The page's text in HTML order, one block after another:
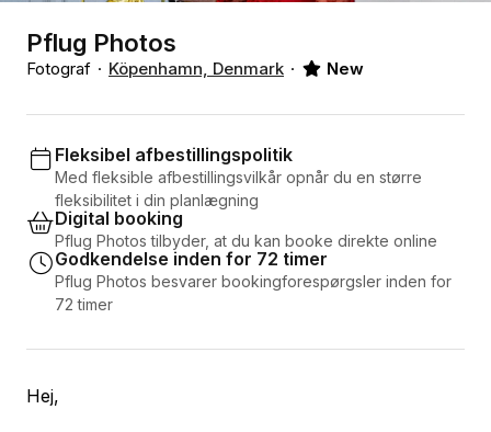
Pflug Photos
Fotograf Köpenhamn, Denmark New
Fleksibel afbestillingspolitik
Med fleksible afbestillingsvilkår opnår du en større
fleksibilitet i din planlægning
Digital booking
Pflug Photos tilbyder, at du kan booke direkte online
Godkendelse inden for 72 timer
Pflug Photos besvarer bookingforespørgsler inden for
72 timer
Hej,